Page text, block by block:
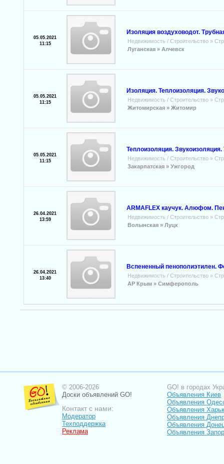
05.05.2021
11:15
Изоляция воздуховодот.
Недвижимость / Строительство »
Луганская » Алчевск
05.05.2021
11:15
Изоляция. Теплоизоляция.
Недвижимость / Строительство »
Житомирская » Житомир
05.05.2021
11:15
Теплоизоляция.
Недвижимость / Строительство »
Закарпатская » Ужгород
26.04.2021
13:59
ARMAFLEX каучук. Алюфом.
Недвижимость / Строительство »
Волынская » Луцк
26.04.2021
13:40
Вспененный пенополиэтилен.
Недвижимость / Строительство »
АР Крым » Симферополь
© 2006-2026
Доски объявлений GO!
Контакт с нами:
Модератор
Техподдержка
Реклама
GO! в городах
Объявления Киев
Объявления
Объявления
Объявления
Объявления
Объявления